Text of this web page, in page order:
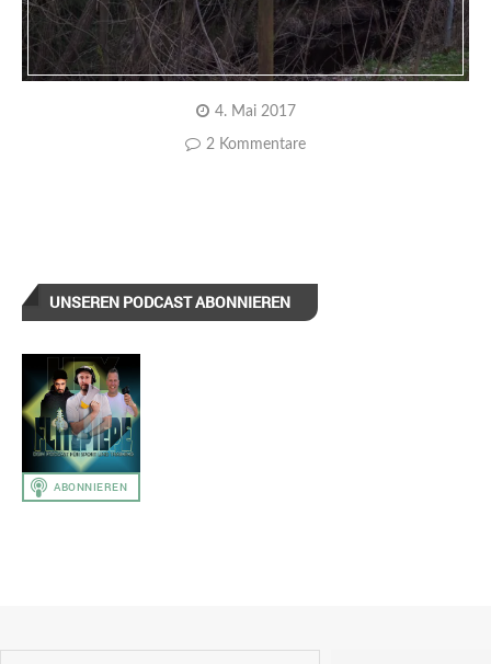
4. Mai 2017
2 Kommentare
UNSEREN PODCAST ABONNIEREN